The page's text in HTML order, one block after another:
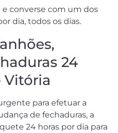
converse com um dos
dia, todos os dias.
24
Vitória
para efetuar a
de fechaduras, a
24 horas por dia para